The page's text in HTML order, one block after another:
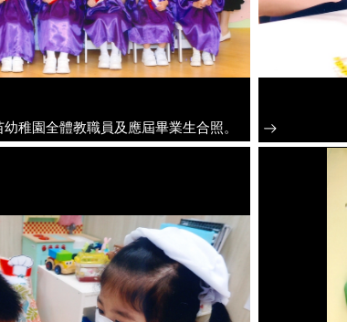
稚園全體教職員及應屆畢業生合照。